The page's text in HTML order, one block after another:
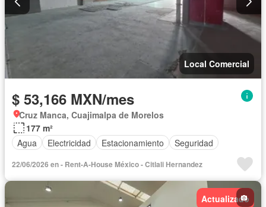
Local Comercial
$ 53,166 MXN/mes
Cruz Manca, Cuajimalpa de Morelos
177 m²
Agua
Electricidad Estacionamiento Seguridad
22/06/2026 en - Rent-A-House México - Citlali Hernandez
Actualizado